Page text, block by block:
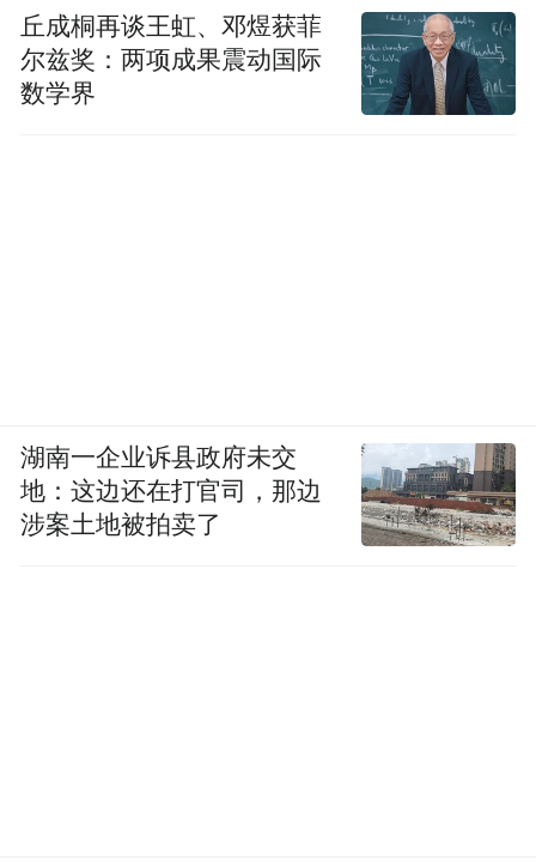
丘成桐再谈王虹、邓煜获菲
尔兹奖：两项成果震动国际
数学界
湖南一企业诉县政府未交
地：这边还在打官司，那边
涉案土地被拍卖了